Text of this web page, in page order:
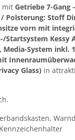
mit Getriebe 7-Gang
Stoff
vorn mit
System
Glass) in